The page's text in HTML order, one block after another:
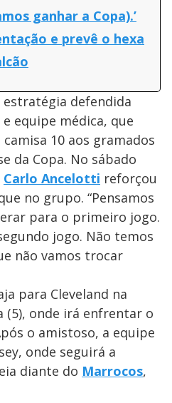
ganhar a Copa).’
e prevê o hexa
defendida
equipe médica, que
10 aos gramados
da Copa. No sábado
Carlo Ancelotti reforçou
no grupo. “Pensamos
para o primeiro jogo.
jogo. Não temos
não vamos trocar
para Cleveland na
(5), onde irá enfrentar o
o amistoso, a equipe
onde seguirá a
diante do Marrocos,